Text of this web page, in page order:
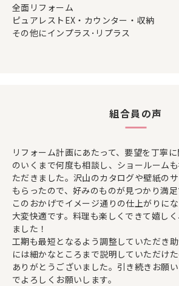
全面リフォーム
ピュアレストEX・カウンター・収納
その他にインプラス･リプラス
組合員の声
リフォーム計画にあたって、要望を丁寧
のいくまで何度も相談し、ショールーム
ただきました。沢山のカタログや壁紙の
もらったので、好みのものが見つかり満足
このおかげでイメージ通りの仕上がりに
大変快適です。料理も楽しくできて嬉し
ました！
工期も最短となるよう調整していただき
には細かなところまで説明していただけた
ありがとうございました。引き続きお願
でよろしくお願いします。